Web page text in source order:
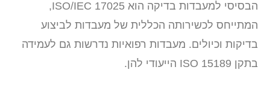
הבסיסי למעבדות בדיקה הוא ISO/IEC 17025,
המתייחס לכשירותה הכללית של מעבדות לביצוע
בדיקות וכיולים. מעבדות רפואיות נדרשות גם לעמידה
בתקן ISO 15189 הייעודי להן.